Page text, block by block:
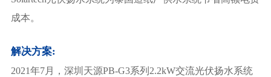
成本。
解决方案:
2021年7月，深圳天源PB-G3系列2.2kW交流光伏扬水系统